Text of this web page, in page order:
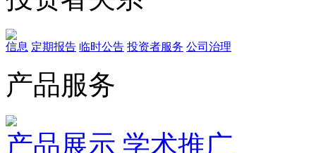
信息 定期报告 临时公告 投资者服务 公司治理
产品服务
产品展示 学术推广